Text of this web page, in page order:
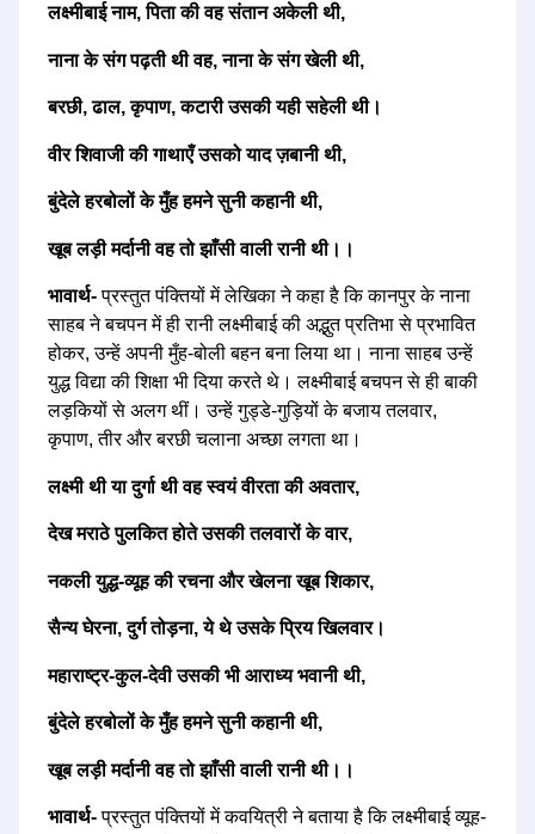
लक्ष्मीबाई नाम, पिता की वह संतान अकेली थी,
नाना के संग पढ़ती थी वह, नाना के संग खेली थी,
बरछी, ढाल, कृपाण, कटारी उसकी यही सहेली थी।
वीर शिवाजी की गाथाएँ उसको याद ज़बानी थी,
बुंदेले हरबोलों के मुँह हमने सुनी कहानी थी,
खूब लड़ी मर्दानी वह तो झाँसी वाली रानी थी।।
भावार्थ-प्रस्तुत पंक्तियों में लेखिका ने कहा है कि कानपुर के नाना
साहब ने बचपन में ही रानी लक्ष्मीबाई की अद्भुत प्रतिभा से प्रभावित
होकर, उन्हें अपनी मुँह-बोली बहन बना लिया था। नाना साहब उन्हें
युद्ध विद्या की शिक्षा भी दिया करते थे। लक्ष्मीबाई बचपन से ही बाकी
लड़कियों से अलग थीं। उन्हें गुड्डे-गुड़ियों के बजाय तलवार,
कृपाण, तीर और बरछी चलाना अच्छा लगता था।
लक्ष्मी थी या दुर्गा थी वह स्वयं वीरता की अवतार,
देख मराठे पुलकित होते उसकी तलवारों के वार,
नकली युद्ध-व्यूह की रचना और खेलना खूब शिकार,
सैन्य घेरना, दुर्ग तोड़ना, ये थे उसके प्रिय खिलवार।
महाराष्ट्र-कुल-देवी उसकी भी आराध्य भवानी थी,
बुंदेले हरबोलों के मुँह हमने सुनी कहानी थी,
खूब लड़ी मर्दानी वह तो झाँसी वाली रानी थी।।
भावार्थ-प्रस्तुत पंक्तियों में कवयित्री ने बताया है कि लक्ष्मीबाई व्यूह-